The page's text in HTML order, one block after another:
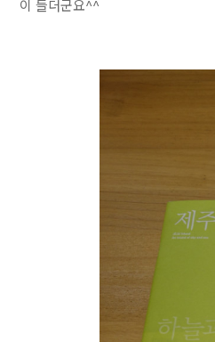
이 들더군요^^